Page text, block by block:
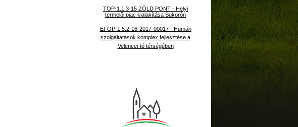
TOP-1.1.3-15 ZÖLD PONT - Helyi
termelői piac kialakítása Sukorón
EFOP-1.5.2-16-2017-00017 - Humán
szolgáltatások komplex fejlesztése a
Velencei-tó térségében